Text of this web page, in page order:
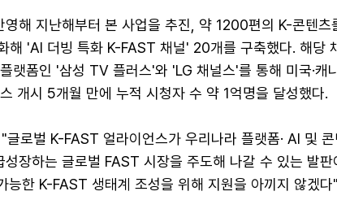
해 지난해부터 본 사업을 추진, 약 1200편의 K-콘텐츠
해 'AI 더빙 특화 K-FAST 채널' 20개를 구축했다. 해당
랫폼인 '삼성 TV 플러스'와 'LG 채널스'를 통해 미국·캐
개시 5개월 만에 누적 시청자 수 약 1억명을 달성했다.
글로벌 K-FAST 얼라이언스가 우리나라 플랫폼· AI 및
장하는 글로벌 FAST 시장을 주도해 나갈 수 있는 발판
능한 K-FAST 생태계 조성을 위해 지원을 아끼지 않겠